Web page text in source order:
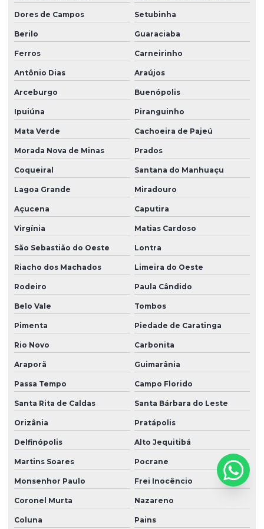
Dores de Campos Setubinha
Berilo Guaraciaba
Ferros Carneirinho
Antônio Dias Araújos
Arceburgo Buenópolis
Ipuiúna Piranguinho
Mata Verde Cachoeira de Pajeú
Morada Nova de Minas Prados
Coqueiral Santana do Manhuaçu
Lagoa Grande Miradouro
Açucena Caputira
Virgínia Matias Cardoso
São Sebastião do Oeste Lontra
Riacho dos Machados Limeira do Oeste
Rodeiro Paula Cândido
Belo Vale Tombos
Pimenta Piedade de Caratinga
Rio Novo Carbonita
Araporã Guimarânia
Passa Tempo Campo Florido
Santa Rita de Caldas Santa Bárbara do Leste
Orizânia Pratápolis
Delfinópolis Alto Jequitibá
Martins Soares Pocrane
Monsenhor Paulo Frei Inocêncio
Coronel Murta Nazareno
Coluna Pains